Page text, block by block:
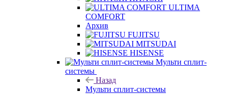
ULTIMA
COMFORT
Архив
FUJITSU
MITSUDAI
HISENSE
Мульти сплит-
системы
Назад
Мульти сплит-системы